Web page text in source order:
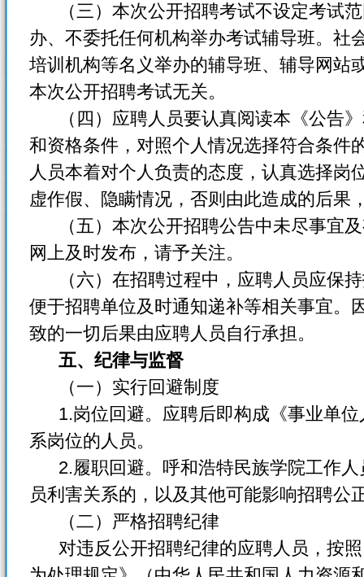
（三）本次公开招聘考试不设定考试范
办、不委托任何机构举办考试辅导班。社
培训机构等名义举办的辅导班、辅导网站
本次公开招聘考试无关。
（四）应聘人员要认真阅读本《公告》
和资格条件，对照个人情况选择符合条件
人员本着对个人负责的态度，认真选择岗
虚作假、隐瞒情况，否则由此造成的后果
（五）本次公开招聘公告中未尽事宜及
网上及时发布，请予关注。
（六）在招聘过程中，应聘人员应保持
便于招聘单位及时通知递补等相关事宜。
致的一切后果由应聘人员自行承担。
五、纪律与监督
（一）实行回避制度
1.岗位回避。应聘后即构成《事业单位
系岗位的人员。
2.履职回避。呼和浩特民族学院工作人
员利害关系的，以及其他可能影响招聘公
（二）严格招聘纪律
对违反公开招聘纪律的应聘人员，按照